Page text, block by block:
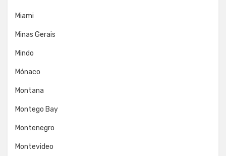
Miami
Minas Gerais
Mindo
Mónaco
Montana
Montego Bay
Montenegro
Montevideo